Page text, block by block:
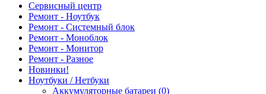
Сервисный центр
Ремонт - Ноутбук
Ремонт - Системный блок
Ремонт - Моноблок
Ремонт - Монитор
Ремонт - Разное
Новинки!
Ноутбуки / Нетбуки
Аккумуляторные батареи (0)